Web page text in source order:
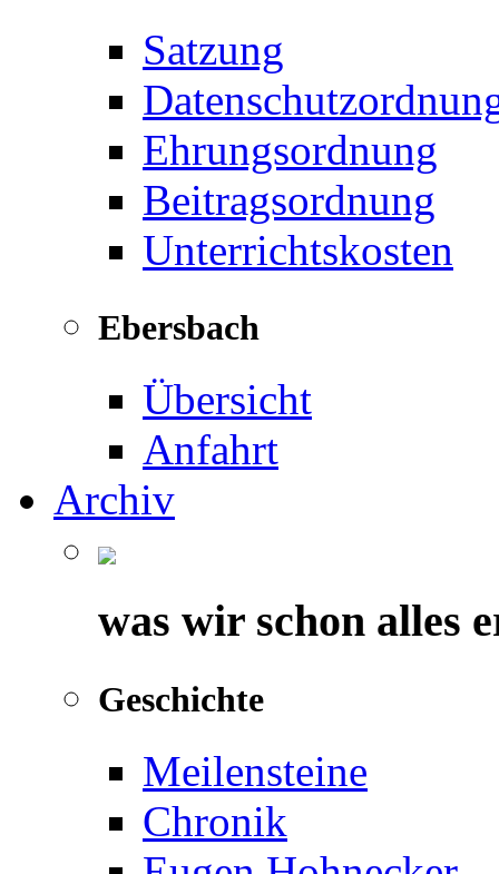
Satzung
Ehrungsordnung
Beitragsordnung
Unterrichtskosten
Ebersbach
Übersicht
Anfahrt
Archiv
was wir schon alles
Geschichte
Meilensteine
Chronik